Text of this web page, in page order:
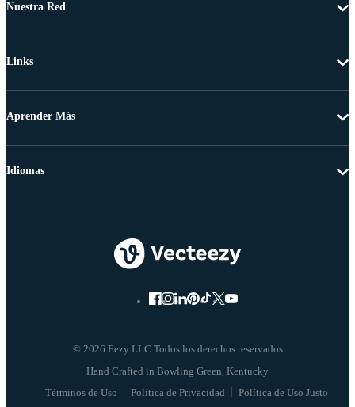
Nuestra Red
Links
Aprender Más
© 2026 Eezy LLC Todos los derechos reservados
Términos de Uso Política de Privacidad Política de Uso Justo
Idiomas